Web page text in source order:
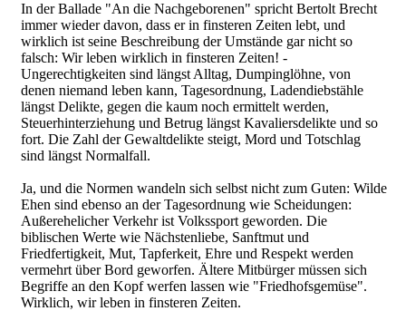
In der Ballade "An die Nachgeborenen" spricht Bertolt Brecht
immer wieder davon, dass er in finsteren Zeiten lebt, und
wirklich ist seine Beschreibung der Umstände gar nicht so
falsch: Wir leben wirklich in finsteren Zeiten! -
Ungerechtigkeiten sind längst Alltag, Dumpinglöhne, von
denen niemand leben kann, Tagesordnung, Ladendiebstähle
längst Delikte, gegen die kaum noch ermittelt werden,
Steuerhinterziehung und Betrug längst Kavaliersdelikte und so
fort. Die Zahl der Gewaltdelikte steigt, Mord und Totschlag
sind längst Normalfall.
Ja, und die Normen wandeln sich selbst nicht zum Guten: Wilde
Ehen sind ebenso an der Tagesordnung wie Scheidungen:
Außerehelicher Verkehr ist Volkssport geworden. Die
biblischen Werte wie Nächstenliebe, Sanftmut und
Friedfertigkeit, Mut, Tapferkeit, Ehre und Respekt werden
vermehrt über Bord geworfen. Ältere Mitbürger müssen sich
Begriffe an den Kopf werfen lassen wie "Friedhofsgemüse".
Wirklich, wir leben in finsteren Zeiten.